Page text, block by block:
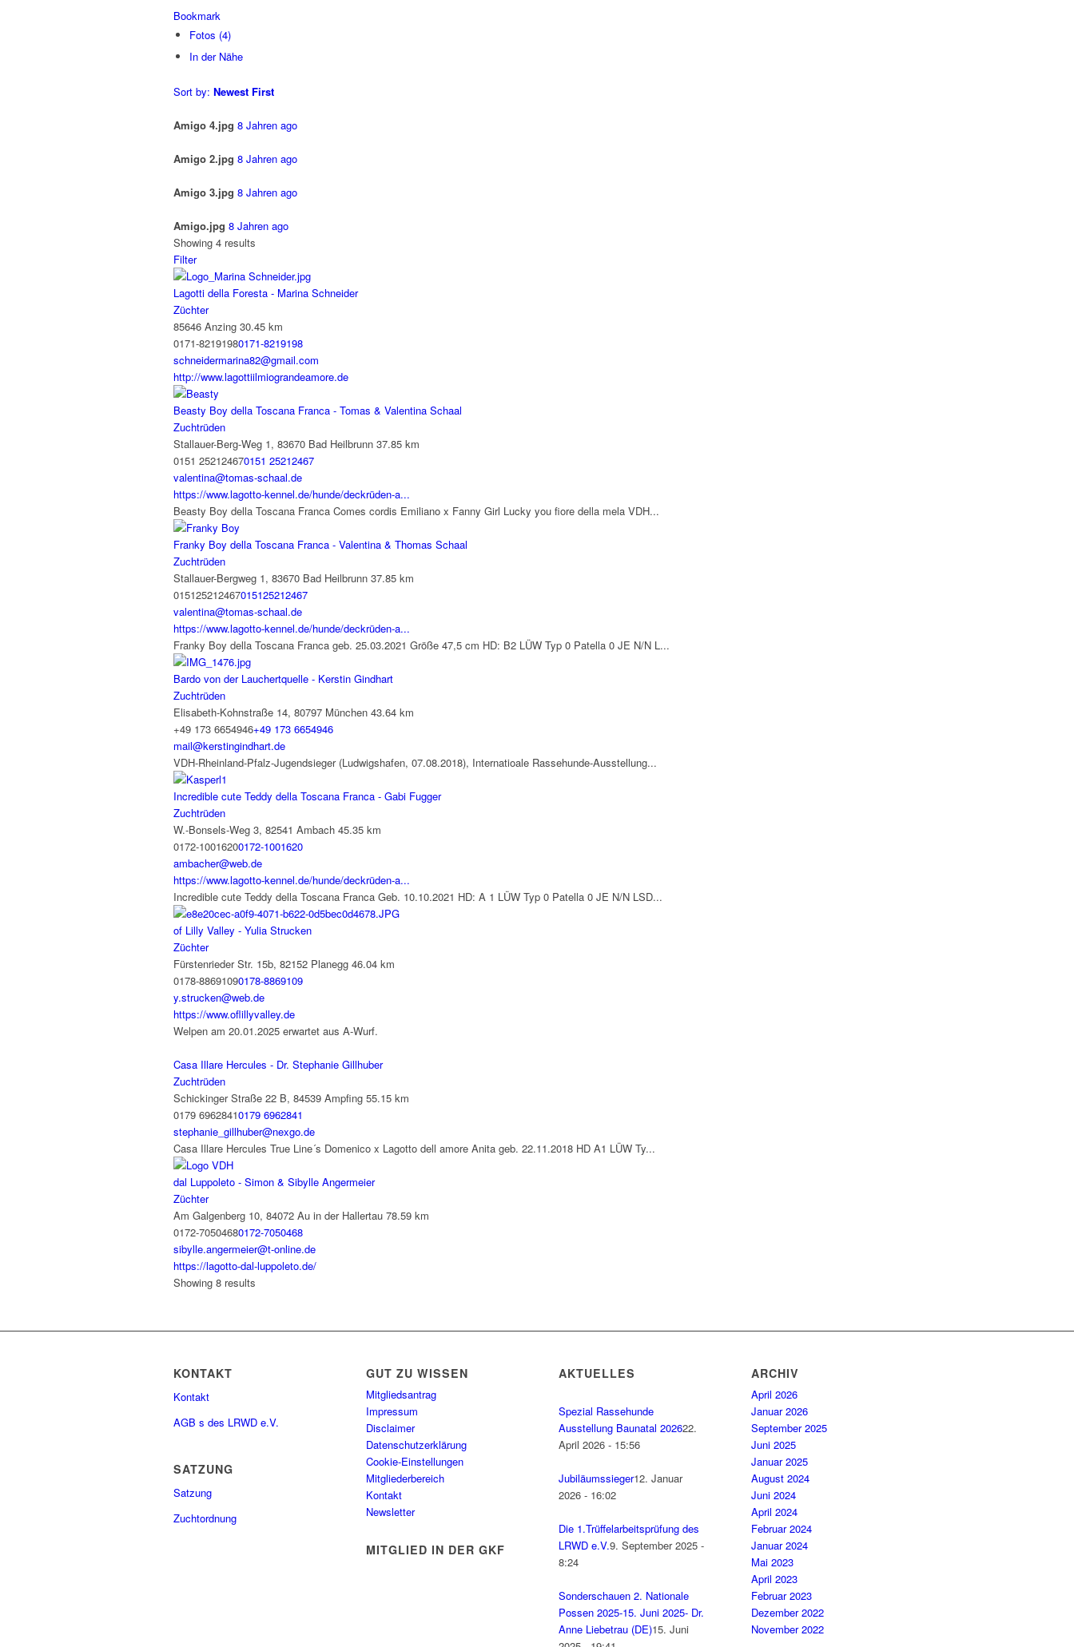
Bookmark
Fotos (4)
In der Nähe
Sort by: Newest First
Amigo 4.jpg 8 Jahren ago
Amigo 2.jpg 8 Jahren ago
Amigo 3.jpg 8 Jahren ago
Amigo.jpg 8 Jahren ago
Showing 4 results
Filter
Lagotti della Foresta - Marina Schneider
Züchter
85646 Anzing 30.45 km
0171-82191980171-8219198
schneidermarina82@gmail.com
http://www.lagottiilmiograndeamore.de
Beasty Boy della Toscana Franca - Tomas & Valentina Schaal
Zuchtrüden
Stallauer-Berg-Weg 1, 83670 Bad Heilbrunn 37.85 km
0151 252124670151 25212467
valentina@tomas-schaal.de
https://www.lagotto-kennel.de/hunde/deckrüden-a...
Beasty Boy della Toscana Franca Comes cordis Emiliano x Fanny Girl Lucky you fiore della mela VDH...
Franky Boy della Toscana Franca - Valentina & Thomas Schaal
Zuchtrüden
Stallauer-Bergweg 1, 83670 Bad Heilbrunn 37.85 km
015125212467015125212467
valentina@tomas-schaal.de
https://www.lagotto-kennel.de/hunde/deckrüden-a...
Franky Boy della Toscana Franca geb. 25.03.2021 Größe 47,5 cm HD: B2 LÜW Typ 0 Patella 0 JE N/N L...
Bardo von der Lauchertquelle - Kerstin Gindhart
Zuchtrüden
Elisabeth-Kohnstraße 14, 80797 München 43.64 km
+49 173 6654946+49 173 6654946
mail@kerstingindhart.de
VDH-Rheinland-Pfalz-Jugendsieger (Ludwigshafen, 07.08.2018), Internatioale Rassehunde-Ausstellung...
Incredible cute Teddy della Toscana Franca - Gabi Fugger
Zuchtrüden
W.-Bonsels-Weg 3, 82541 Ambach 45.35 km
0172-10016200172-1001620
ambacher@web.de
https://www.lagotto-kennel.de/hunde/deckrüden-a...
Incredible cute Teddy della Toscana Franca Geb. 10.10.2021 HD: A 1 LÜW Typ 0 Patella 0 JE N/N LSD...
of Lilly Valley - Yulia Strucken
Züchter
Fürstenrieder Str. 15b, 82152 Planegg 46.04 km
0178-88691090178-8869109
y.strucken@web.de
https://www.oflillyvalley.de
Welpen am 20.01.2025 erwartet aus A-Wurf.
Casa Illare Hercules - Dr. Stephanie Gillhuber
Zuchtrüden
Schickinger Straße 22 B, 84539 Ampfing 55.15 km
0179 69628410179 6962841
stephanie_gillhuber@nexgo.de
Casa Illare Hercules True Line´s Domenico x Lagotto dell amore Anita geb. 22.11.2018 HD A1 LÜW Ty...
dal Luppoleto - Simon & Sibylle Angermeier
Züchter
Am Galgenberg 10, 84072 Au in der Hallertau 78.59 km
0172-70504680172-7050468
sibylle.angermeier@t-online.de
https://lagotto-dal-luppoleto.de/
Showing 8 results
KONTAKT
Kontakt
AGB s des LRWD e.V.
SATZUNG
Satzung
Zuchtordnung
GUT ZU WISSEN
Mitgliedsantrag
Impressum
Disclaimer
Datenschutzerklärung
Cookie-Einstellungen
Mitgliederbereich
Kontakt
Newsletter
MITGLIED IN DER GKF
AKTUELLES
Spezial Rassehunde
Ausstellung Baunatal 202622.
April 2026 - 15:56
Jubiläumssieger12. Januar
2026 - 16:02
Die 1.Trüffelarbeitsprüfung des
LRWD e.V.9. September 2025 -
8:24
Sonderschauen 2. Nationale
Possen 2025-15. Juni 2025- Dr.
Anne Liebetrau (DE)15. Juni
ARCHIV
April 2026
Januar 2026
September 2025
Juni 2025
Januar 2025
August 2024
Juni 2024
April 2024
Februar 2024
Januar 2024
Mai 2023
April 2023
Februar 2023
Dezember 2022
November 2022